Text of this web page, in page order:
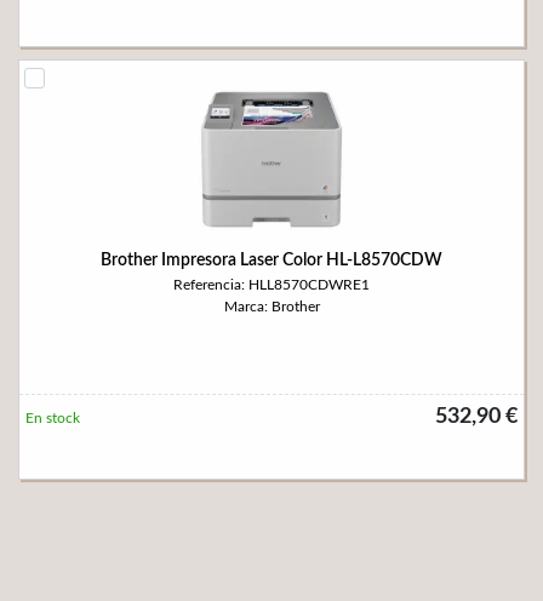
Brother Impresora Laser Color HL-L8570CDW
Referencia: HLL8570CDWRE1
Marca: Brother
532,90 €
En stock